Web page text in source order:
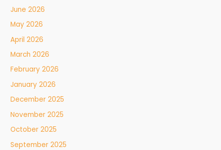
June 2026
May 2026
April 2026
March 2026
February 2026
January 2026
December 2025
November 2025
October 2025
September 2025